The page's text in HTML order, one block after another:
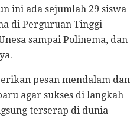
ini ada sejumlah 29 siswa
di Perguruan Tinggi
sampai Polinema, dan
pesan mendalam dan
agar sukses di langkah
terserap di dunia